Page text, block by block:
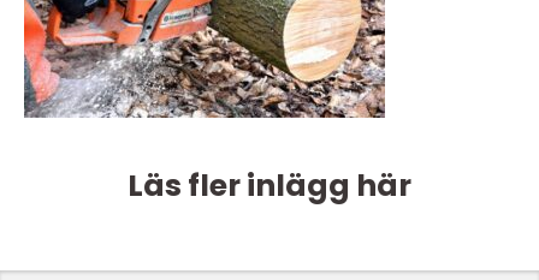
Läs fler inlägg här